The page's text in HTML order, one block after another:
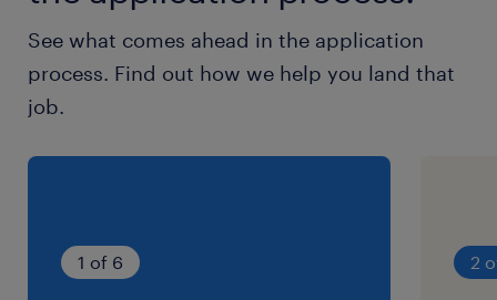
• Du navigerer professionelt i tekniske
dialoger, hvor kunderne har stærke
holdninger til komponentvalg og PLC-
overlevering af projekterne til de interne
See what comes ahead in the application
process. Find out how we help you land that
job.
1 of 6 2